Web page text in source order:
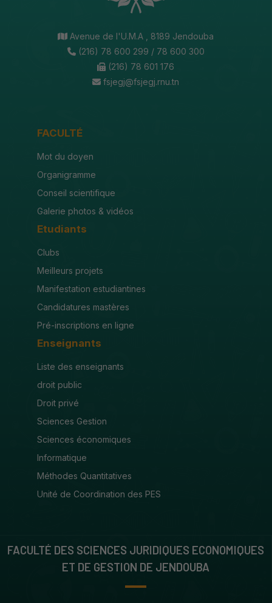
Avenue de l'U.M.A , 8189 Jendouba
(216) 78 600 299 / 78 600 300
(216) 78 601 176
fsjegj@fsjegj.rnu.tn
FACULTÉ
Mot du doyen
Organigramme
Conseil scientifique
Galerie photos & vidéos
Etudiants
Clubs
Meilleurs projets
Manifestation estudiantines
Candidatures mastères
Pré-inscriptions en ligne
Enseignants
Liste des enseignants
droit public
Droit privé
Sciences Gestion
Sciences économiques
Informatique
Méthodes Quantitatives
Unité de Coordination des PES
FACULTÉ DES SCIENCES JURIDIQUES ECONOMIQUES
ET DE GESTION DE JENDOUBA